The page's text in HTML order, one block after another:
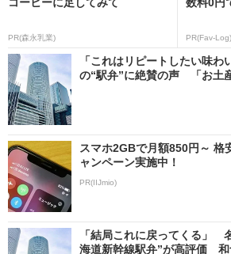
PR(森永乳業) PR(Fav-Log)
「これはリピートしたい味
の“駅弁”に絶賛の声 「お土
スマホ2GBで月額850円～ 格
ャンペーン実施中！
PR(IIJmio)
「結局これに戻ってくる」
海道新幹線駅弁”が高評価 和